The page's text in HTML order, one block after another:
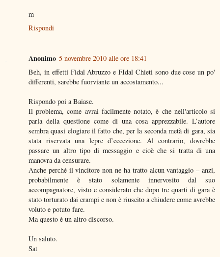
m
Rispondi
Anonimo 5 novembre 2010 alle ore 18:41
Beh, in effetti Fidal Abruzzo e FIdal Chieti sono due cose un po'
differenti, sarebbe fuorviante un accostamento...
Rispondo poi a Baiase.
Il problema, come avrai facilmente notato, è che nell'articolo si
parla della questione come di una cosa apprezzabile. L’autore
sembra quasi elogiare il fatto che, per la seconda metà di gara, sia
stata riservata una lepre d’eccezione. Al contrario, dovrebbe
passare un altro tipo di messaggio e cioè che si tratta di una
manovra da censurare.
Anche perché il vincitore non ne ha tratto alcun vantaggio – anzi,
probabilmente è stato solamente innervosito dal suo
accompagnatore, visto e considerato che dopo tre quarti di gara è
stato torturato dai crampi e non è riuscito a chiudere come avrebbe
voluto e potuto fare.
Ma questo è un altro discorso.
Un saluto.
Sat